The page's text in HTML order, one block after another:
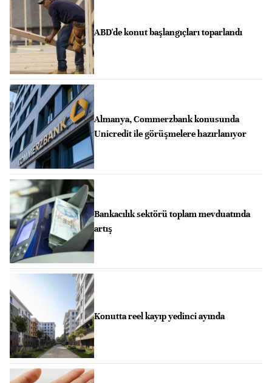
ABD'de konut başlangıçları toparlandı
Almanya, Commerzbank konusunda
Unicredit ile görüşmelere hazırlanıyor
Bankacılık sektörü toplam mevduatında
artış
Konutta reel kayıp yedinci ayında